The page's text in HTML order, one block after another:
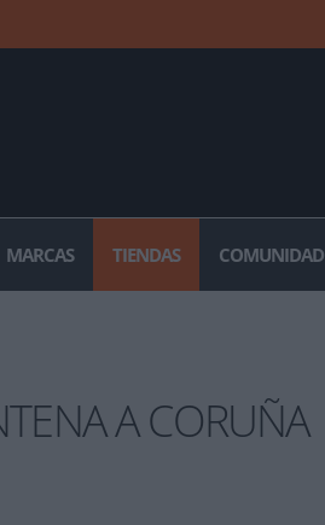
MARCAS TIENDAS COMUNIDAD
A CORUÑA